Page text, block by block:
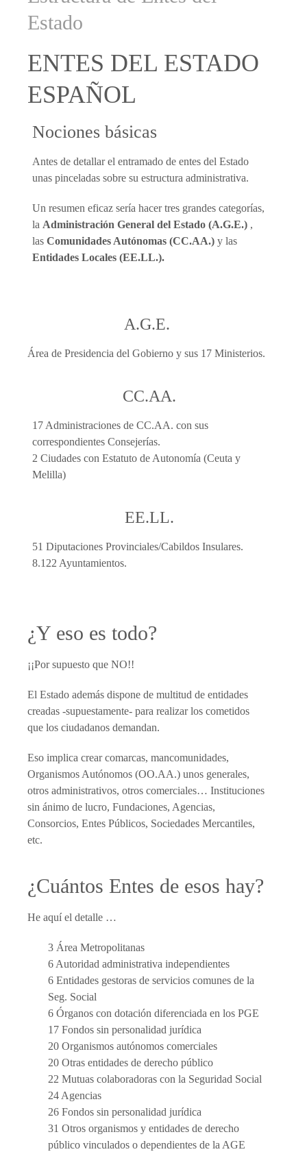
Estado
ENTES DEL ESTADO
ESPAÑOL
Nociones básicas
Antes de detallar el entramado de entes del Estado
unas pinceladas sobre su estructura administrativa.
Un resumen eficaz sería hacer tres grandes categorías,
la Administración General del Estado (A.G.E.) ,
lasComunidades Autónomas (CC.AA.) y las
Entidades Locales (EE.LL.).
A.G.E.
Área de Presidencia del Gobierno y sus 17 Ministerios.
CC.AA.
17 Administraciones de CC.AA. con sus
correspondientes Consejerías.
2 Ciudades con Estatuto de Autonomía (Ceuta y
Melilla)
EE.LL.
51 Diputaciones Provinciales/Cabildos Insulares.
8.122 Ayuntamientos.
¿Y eso es todo?
¡¡Por supuesto que NO!!
El Estado además dispone de multitud de entidades
creadas -supuestamente- para realizar los cometidos
que los ciudadanos demandan.
Eso implica crear comarcas, mancomunidades,
Organismos Autónomos (OO.AA.) unos generales,
otros administrativos, otros comerciales… Instituciones
sin ánimo de lucro, Fundaciones, Agencias,
Consorcios, Entes Públicos, Sociedades Mercantiles,
etc.
¿Cuántos Entes de esos hay?
He aquí el detalle …
3 Área Metropolitanas
6 Autoridad administrativa independientes
6 Entidades gestoras de servicios comunes de la
Seg. Social
6 Órganos con dotación diferenciada en los PGE
17 Fondos sin personalidad jurídica
20 Organismos autónomos comerciales
20 Otras entidades de derecho público
22 Mutuas colaboradoras con la Seguridad Social
24 Agencias
26 Fondos sin personalidad jurídica
31 Otros organismos y entidades de derecho
público vinculados o dependientes de la AGE